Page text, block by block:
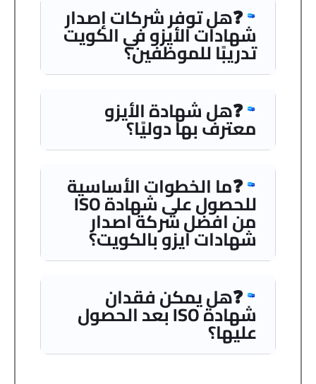
❓هل توفر شركات إصدار
شهادات الأيزو في الكويت
تدريبًا للموظفين؟
❓هل شهادة الأيزو
معترف بها دوليًا؟
❓ما الخطوات الأساسية
للحصول على شهادة ISO
من افضل شركة اصدار
شهادات ايزو بالكويت؟
❓هل يمكن فقدان
شهادة ISO بعد الحصول
عليها؟